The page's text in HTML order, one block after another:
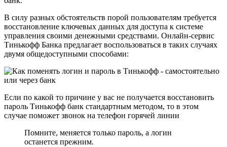
В силу разных обстоятельств порой пользователям требуется
восстановление ключевых данных для доступа к системе
управления своими денежными средствами. Онлайн-сервис
Тинькофф Банка предлагает воспользоваться в таких случаях
двумя общедоступными способами:
Если по какой то причине у вас не получается восстановить
пароль Тинькофф банк стандартным методом, то в этом
случае поможет звонок на телефон горячей линии
Помните, меняется только пароль, а логин
останется прежним.